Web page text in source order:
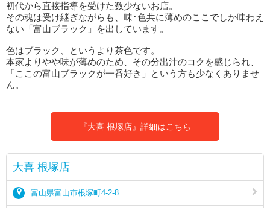
初代から直接指導を受けた数少ないお店。
その魂は受け継ぎながらも、味･色共に薄めのここでしか味わえ
ない「富山ブラック」を出しています。
色はブラック、というより茶色です。
本家よりやや味が薄めのため、その分出汁のコクを感じられ、
「ここの富山ブラックが一番好き」という方も少なくありませ
ん。
『大喜 根塚店』詳細はこちら
大喜 根塚店
富山県富山市根塚町4-2-8